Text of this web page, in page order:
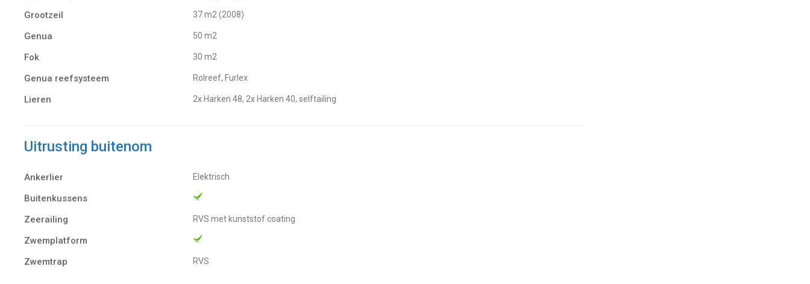
Grootzeil 37 m2 (2008)
Genua 50 m2
Fok 30 m2
Genua reefsysteem Rolreef, Furlex
Lieren 2x Harken 48, 2x Harken 40, selftailing
Uitrusting buitenom
Ankerlier Elektrisch
Buitenkussens
Zeerailing
RVS met kunststof coating
Zwemplatform
Zwemtrap
RVS